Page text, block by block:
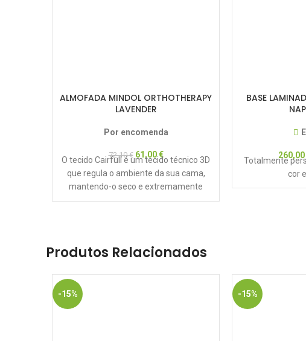
ALMOFADA MINDOL ORTHOTHERAPY
LAVENDER
Por encomenda
72,10€ 61,00€
O tecido Cairfull é um tecido técnico 3D
que regula o ambiente da sua cama,
mantendo-o seco e extremamente
confortável.
BASE
260,00
Totalmente
cor
Produtos Relacionados
-15% -15%